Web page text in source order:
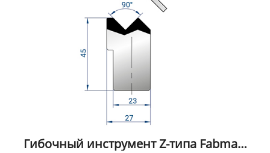
Гибочный инструмент Z-типа Fabmax-